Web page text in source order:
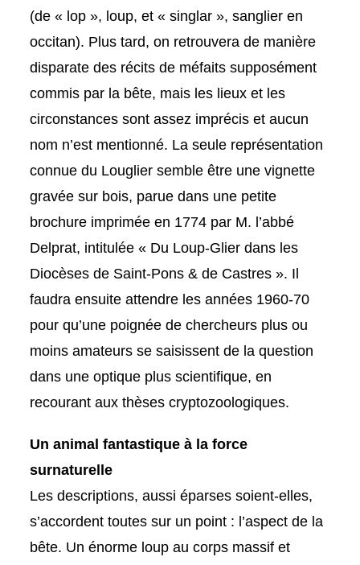
(de « lop », loup, et « singlar », sanglier en
occitan). Plus tard, on retrouvera de manière
disparate des récits de méfaits supposément
commis par la bête, mais les lieux et les
circonstances sont assez imprécis et aucun
nom n’est mentionné. La seule représentation
connue du Louglier semble être une vignette
gravée sur bois, parue dans une petite
brochure imprimée en 1774 par M. l’abbé
Delprat, intitulée « Du Loup-Glier dans les
Diocèses de Saint-Pons & de Castres ». Il
faudra ensuite attendre les années 1960-70
pour qu’une poignée de chercheurs plus ou
moins amateurs se saisissent de la question
dans une optique plus scientifique, en
recourant aux thèses cryptozoologiques.
Un animal fantastique à la force
surnaturelle
Les descriptions, aussi éparses soient-elles,
s’accordent toutes sur un point : l’aspect de la
bête. Un énorme loup au corps massif et